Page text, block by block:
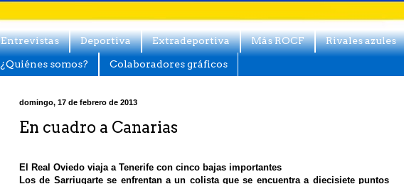
Entrevistas Deportiva Extradeportiva Más ROCF Rivales azules
¿Quiénes somos? Colaboradores gráficos
domingo, 17 de febrero de 2013
En cuadro a Canarias
El Real Oviedo viaja a Tenerife con cinco bajas importantes
Los de Sarriugarte se enfrentan a un colista que se encuentra a diecisiete puntos